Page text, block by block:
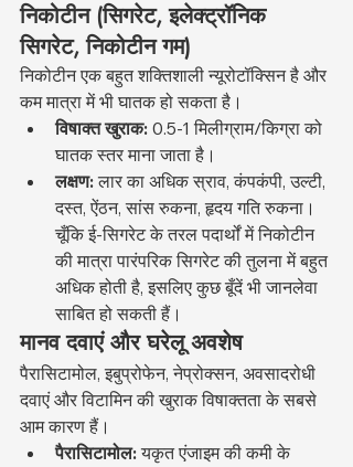
निकोटीन (सिगरेट, इलेक्ट्रॉनिक
सिगरेट, निकोटीन गम)
निकोटीन एक बहुत शक्तिशाली न्यूरोटॉक्सिन है और
कम मात्रा में भी घातक हो सकता है।
विषाक्त खुराक: 0.5-1 मिलीग्राम/किग्रा को
घातक स्तर माना जाता है।
लक्षण: लार का अधिक स्राव, कंपकंपी, उल्टी,
दस्त, ऐंठन, सांस रुकना, हृदय गति रुकना।
चूँकि ई-सिगरेट के तरल पदार्थों में निकोटीन
की मात्रा पारंपरिक सिगरेट की तुलना में बहुत
अधिक होती है, इसलिए कुछ बूँदें भी जानलेवा
साबित हो सकती हैं।
मानव दवाएं और घरेलू अवशेष
पैरासिटामोल, इबुप्रोफेन, नेप्रोक्सन, अवसादरोधी
दवाएं और विटामिन की खुराक विषाक्तता के सबसे
आम कारण हैं।
पैरासिटामोल: यकृत एंजाइम की कमी के